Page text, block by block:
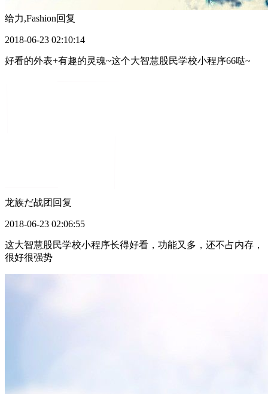
给力,Fashion回复
2018-06-23 02:10:14
好看的外表+有趣的灵魂~这个大智慧股民学校小程序66哒~
龙族だ战团 回复
2018-06-23 02:06:55
这大智慧股民学校小程序长得好看，功能又多，还不占内存，
很好很强势